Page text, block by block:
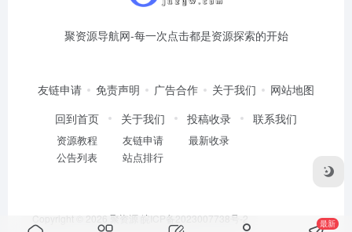
聚资源导航网-每一次点击都是资源探索的开始
友链申请 免责声明 广告合作 关于我们
网站地图
回到首页
资源教程
公告列表
关于我们
友链申请
站点排行
投稿收录
最新收录
联系我们
Copyright © 2026 聚资源 皖ICP备2023007738号-2 最新